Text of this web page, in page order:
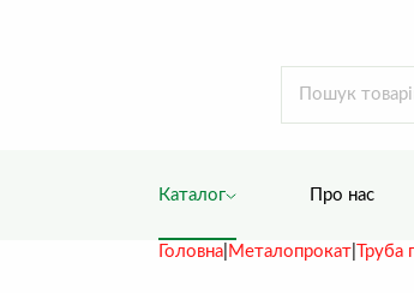
Дах
для
Каталог Про нас
Головна| Металопрокат| Труба